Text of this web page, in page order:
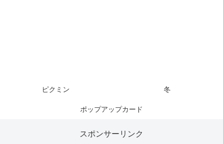
ピクミン 冬
ポップアップカード
スポンサーリンク